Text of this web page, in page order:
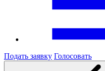
Подать заявку Голосовать